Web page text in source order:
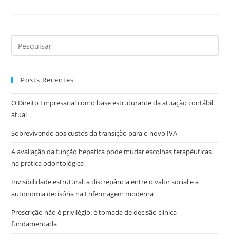
Posts Recentes
O Direito Empresarial como base estruturante da atuação contábil
atual
Sobrevivendo aos custos da transição para o novo IVA
A avaliação da função hepática pode mudar escolhas terapêuticas
na prática odontológica
Invisibilidade estrutural: a discrepância entre o valor social e a
autonomia decisória na Enfermagem moderna
Prescrição não é privilégio: é tomada de decisão clínica
fundamentada